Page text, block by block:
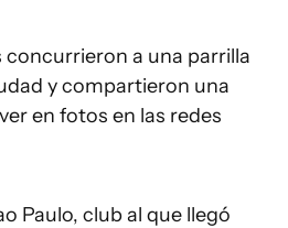
a una parrilla
y compartieron una
en fotos en las redes
Paulo, club al que llegó